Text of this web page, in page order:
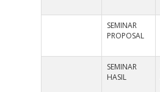
SEMINAR
PROPOSAL
SEMINAR
HASIL